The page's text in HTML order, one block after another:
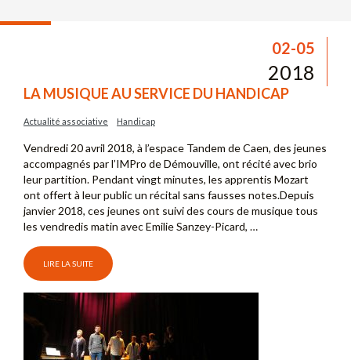
02-05
2018
LA MUSIQUE AU SERVICE DU HANDICAP
Actualité associative Handicap
Vendredi 20 avril 2018, à l’espace Tandem de Caen, des jeunes
accompagnés par l’IMPro de Démouville, ont récité avec brio
leur partition. Pendant vingt minutes, les apprentis Mozart
ont offert à leur public un récital sans fausses notes.Depuis
janvier 2018, ces jeunes ont suivi des cours de musique tous
les vendredis matin avec Emilie Sanzey-Picard, …
LIRE LA SUITE